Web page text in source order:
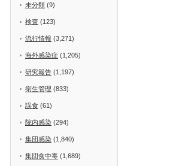
未分類 (9)
検査 (123)
流行情報 (3,271)
海外感染症 (1,205)
研究報告 (1,197)
衛生管理 (833)
誤食 (61)
院内感染 (294)
集団感染 (1,840)
集団食中毒 (1,689)